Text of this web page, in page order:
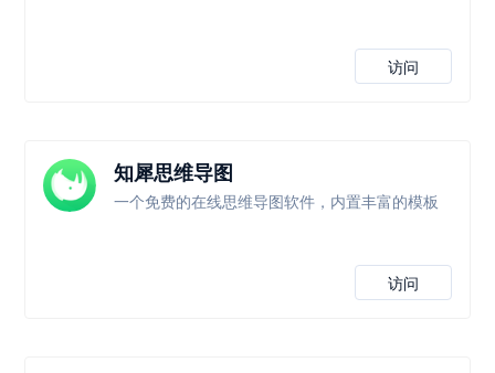
访问
知犀思维导图
一个免费的在线思维导图软件，内置丰富的模板
访问